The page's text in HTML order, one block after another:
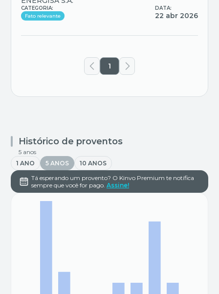
CATEGORIA:
Fato relevante
DATA:
22 abr 2026
1
Histórico de proventos
5 anos
1 ANO
5 ANOS
10 ANOS
Tá esperando um provento? O Kinvo Premium te notifica
sempre que você for pago. Assine!